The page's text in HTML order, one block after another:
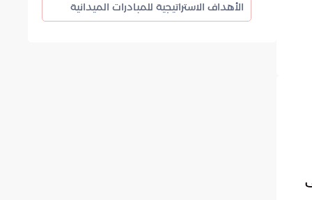
الأهداف الاستراتيجية للمبادرات الميدانية